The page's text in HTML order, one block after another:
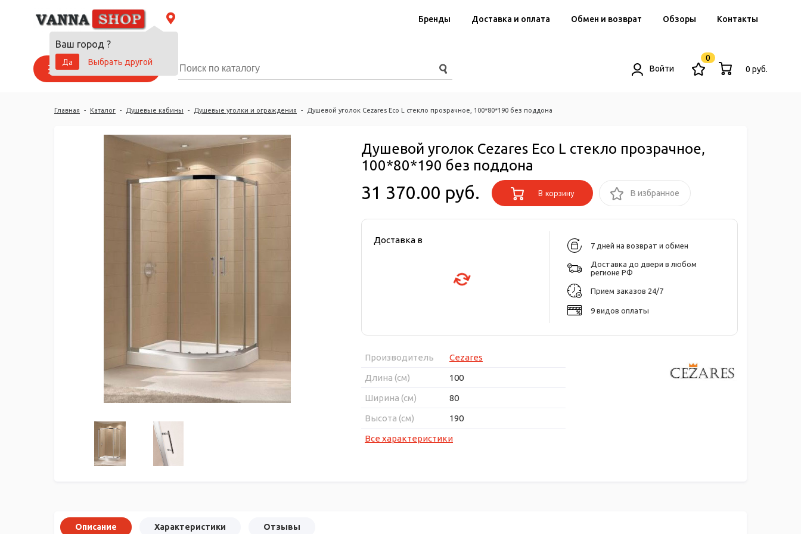
Ваш город ?
Да
Выбрать другой
Бренды Доставка и оплата Обмен и возврат Обзоры Контакты
Каталог товаров Войти
0
0 руб.
Главная - Каталог - Душевые кабины - Душевые уголки и ограждения - Душевой уголок Cezares Eco L стекло прозрачное, 100*80*190 без поддона
Душевой уголок Cezares Eco L стекло прозрачное,
100*80*190 без поддона
31 370.00 руб. В корзину В избранное
Доставка в
7 дней на возврат и обмен
Доставка до двери в любом
регионе РФ
Прием заказов 24/7
9 видов оплаты
Производитель
Cezares
Длина (см)
100
Ширина (см)
80
Высота (см)
190
Все характеристики
Описание Характеристики Отзывы